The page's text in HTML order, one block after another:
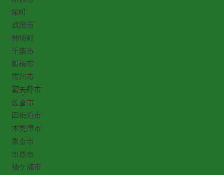
栄町
成田市
神埼町
千葉市
船橋市
市川市
習志野市
佐倉市
四街道市
木更津市
東金市
市原市
袖ケ浦市